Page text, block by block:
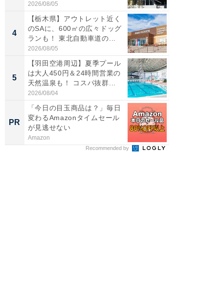
2026/08/05
4
【栃木県】アウトレット近く
のSAに、600㎡の広々ドッグ
ランも！ 東北自動車道の...
2026/08/05
5
【羽田空港周辺】夏季プール
は大人450円＆24時間営業の
天然温泉も！ コスパ抜群...
2026/08/04
PR
「今日の目玉商品は？」毎日
変わるAmazonタイムセール
が見逃せない
Amazon
Recommended by